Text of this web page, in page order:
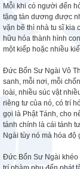
Mỗi khi có người đến
tặng tán dương được
vặn bẽ thì nhà tu sĩ kia
hữu hóa thành hình
một kiếp hoặc nhiều
Đức Bổn Sư Ngài Vô
sanh, mỗi nơi, mỗi
loài, nhiều súc vật
riêng tư của nó, có trí
gọi là Phật Tánh, cho
tánh chính là cái tánh
Ngài tùy nó mà hóa độ
Đức Bổn Sư Ngài khéo